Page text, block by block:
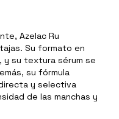
Azelac Ru
Su formato en
y su textura sérum se
su fórmula
y selectiva
de las manchas y